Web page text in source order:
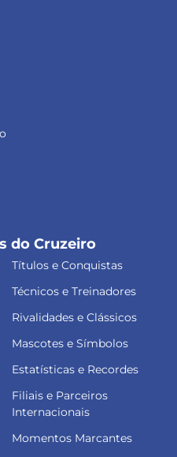
do Cruzeiro
Títulos e Conquistas
Técnicos e Treinadores
Rivalidades e Clássicos
Mascotes e Símbolos
Estatísticas e Recordes
Filiais e Parceiros
Internacionais
Momentos Marcantes